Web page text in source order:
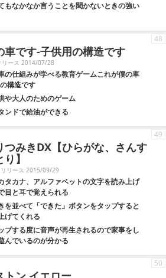
もなかなか言うことを聞かないときの強い
車です-子供用の構造です
リース 2014/07/28
の仕組みが学べる教育ゲームこれが僕の車
構造です
や大人のためのゲーム
ンドで給油ができる
48
つみきDX【ひらがな、さんす
】
リリース 2015/09/29
タカナ、アルファベットの文字を読み上げ
目と耳で覚えられる
を並べて「できた」ボタンをタップすると
げてくれる
プする度に音声が再生されるので家事をし
んでいるのが分かる
49
50